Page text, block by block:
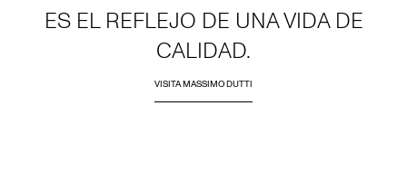
ES EL REFLEJO DE UNA VIDA DE
CALIDAD.
VISITA MASSIMO DUTTI